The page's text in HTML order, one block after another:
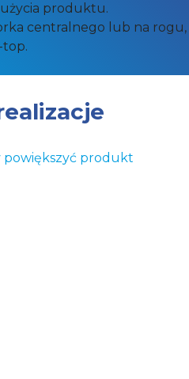
produktu.
centralnego lub na rogu,
powiększyć produkt